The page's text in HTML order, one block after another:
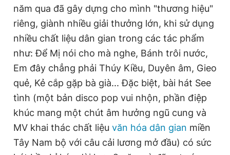
Tiện ích Bạn cần biết
Thông tin tòa soạn Liên hệ quảng cáo
Đọc Thanh Niên trên điện thoại
năm qua đã gây dựng cho mình "thương hiệu"
riêng, giành nhiều giải thưởng lớn, khi sử dụng
nhiều chất liệu dân gian trong các tác phẩm
như: Để Mị nói cho mà nghe, Bánh trôi nước,
Em đây chẳng phải Thúy Kiều, Duyên âm, Gieo
quẻ, Kẻ cắp gặp bà già... Đặc biệt, bài hát See
tình (một bản disco pop vui nhộn, phần điệp
khúc mang một chút âm hưởng ngũ cung và
MV khai thác chất liệu văn hóa dân gian miền
Tây Nam bộ với câu cải lương mở đầu) có sức